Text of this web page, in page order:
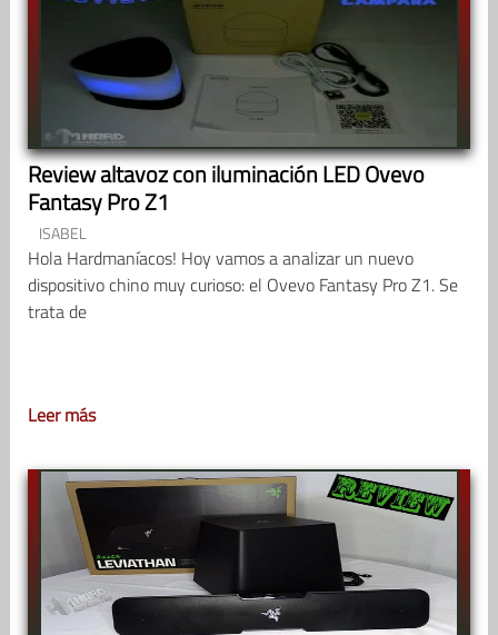
Review altavoz con iluminación LED Ovevo
Fantasy Pro Z1
ISABEL
Hola Hardmaníacos! Hoy vamos a analizar un nuevo
dispositivo chino muy curioso: el Ovevo Fantasy Pro Z1. Se
trata de
Leer más